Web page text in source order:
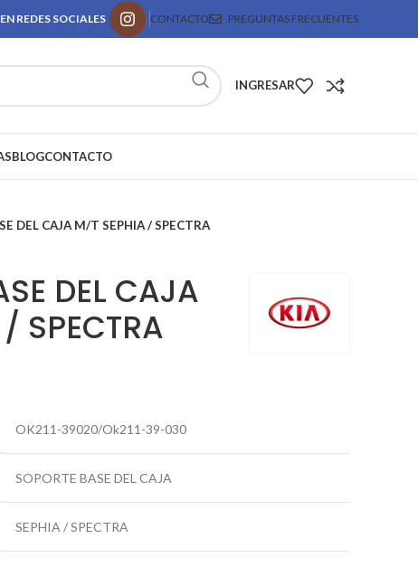
REDES SOCIALES CONTACTO PREGUNTAS FRECUENTES
INGRESAR
BLOGCONTACTO
DEL CAJA M/T SEPHIA / SPECTRA
DEL CAJA
SPECTRA
OK211-39020/Ok211-39-030
SOPORTE BASE DEL CAJA
SEPHIA / SPECTRA